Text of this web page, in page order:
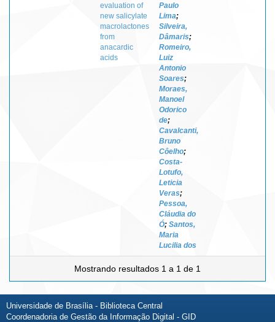
evaluation of
new salicylate
macrolactones
from
anacardic
acids
Paulo
Lima;
Silveira,
Dâmaris;
Romeiro,
Luiz
Antonio
Soares;
Moraes,
Manoel
Odorico
de;
Cavalcanti,
Bruno
Côelho;
Costa-
Lotufo,
Leticia
Veras;
Pessoa,
Cláudia do
Ó; Santos,
Maria
Lucilia dos
Mostrando resultados 1 a 1 de 1
Universidade de Brasília - Biblioteca Central
Coordenadoria de Gestão da Informação Digital - GID